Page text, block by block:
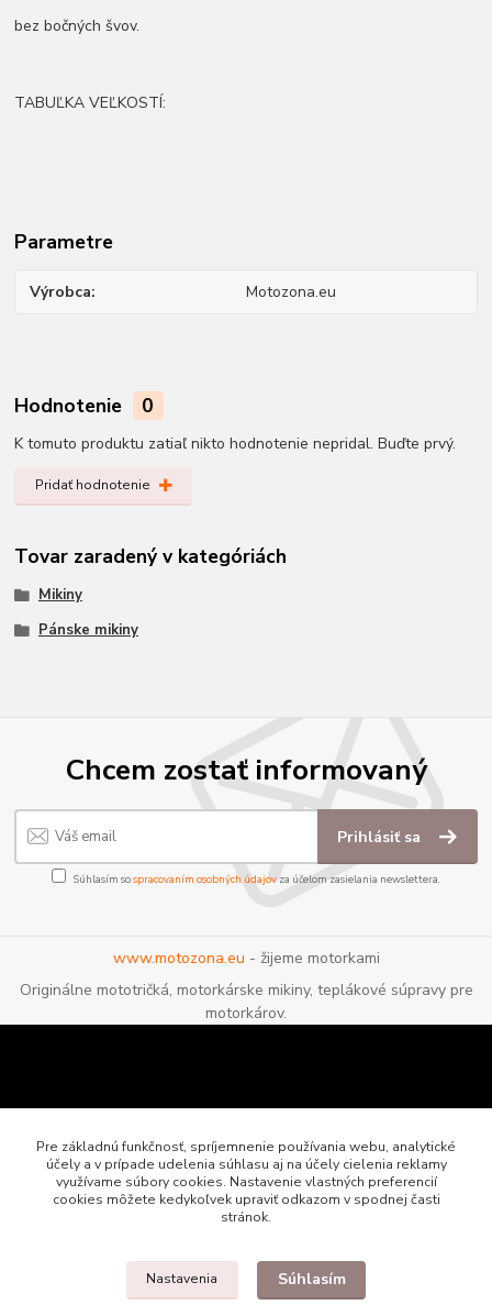
bez bočných švov.
TABUĽKA VEĽKOSTÍ:
Parametre
Výrobca Motozona.eu
Hodnotenie 0
K tomuto produktu zatiaľ nikto hodnotenie nepridal. Buďte prvý.
Pridať hodnotenie
Tovar zaradený v kategóriách
Mikiny
Pánske mikiny
Chcem zostať informovaný
Prihlásiť sa
Súhlasím sospracovaním osobných údajov za účelom zasielania newslettera.
www.motozona.eu - žijeme motorkami
Originálne mototričká, motorkárske mikiny, teplákové súpravy pre
motorkárov.
Pre základnú funkčnosť, spríjemnenie používania webu, analytické
účely a v prípade udelenia súhlasu aj na účely cielenia reklamy
využívame súbory cookies. Nastavenie vlastných preferencií
cookies môžete kedykoľvek upraviť odkazom v spodnej časti
stránok.
Nastavenia Súhlasím